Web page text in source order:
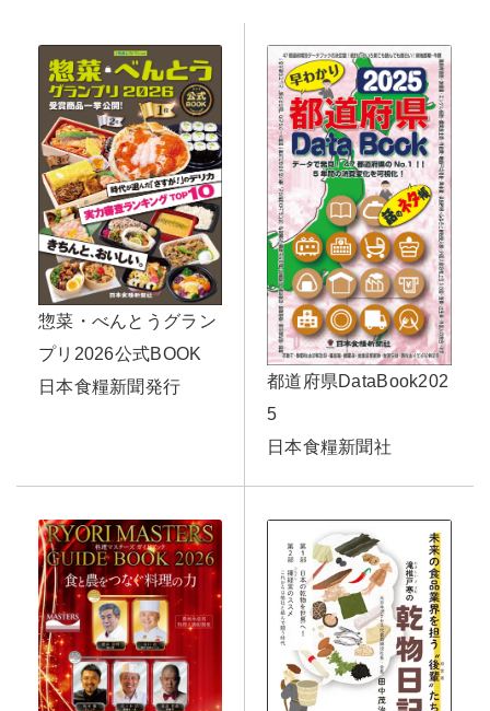
惣菜・べんとうグラン
プリ2026公式BOOK
日本食糧新聞発行
都道府県DataBook202
5
日本食糧新聞社